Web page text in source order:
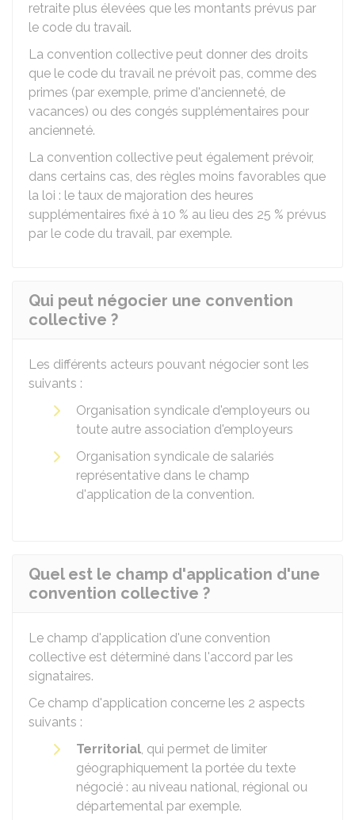
retraite plus élevées que les montants prévus par
le code du travail.
La convention collective peut donner des droits
que le code du travail ne prévoit pas, comme des
primes (par exemple, prime d'ancienneté, de
vacances) ou des congés supplémentaires pour
ancienneté.
La convention collective peut également prévoir,
dans certains cas, des règles moins favorables que
la loi : le taux de majoration des heures
supplémentaires fixé à 10 % au lieu des 25 % prévus
par le code du travail, par exemple.
Qui peut négocier une convention
collective ?
Les différents acteurs pouvant négocier sont les
suivants :
Organisation syndicale d'employeurs ou
toute autre association d'employeurs
Organisation syndicale de salariés
représentative dans le champ
d'application de la convention.
Quel est le champ d'application d'une
convention collective ?
Le champ d'application d'une convention
collective est déterminé dans l'accord par les
signataires.
Ce champ d'application concerne les 2 aspects
suivants :
Territorial, qui permet de limiter
géographiquement la portée du texte
négocié : au niveau national, régional ou
départemental par exemple.